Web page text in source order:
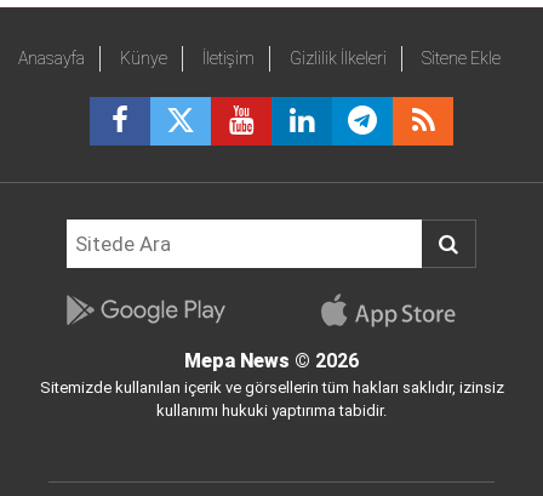
Anasayfa Künye İletişim Gizlilik İlkeleri Sitene Ekle
Mepa News © 2026
Sitemizde kullanılan içerik ve görsellerin tüm hakları saklıdır, izinsiz
kullanımı hukuki yaptırıma tabidir.